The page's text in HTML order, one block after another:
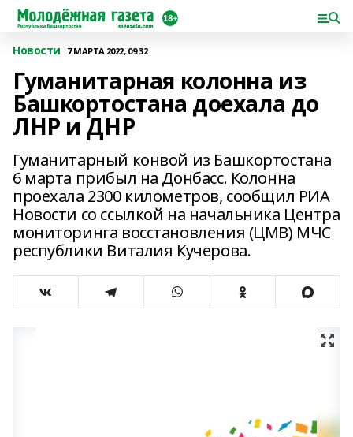
Новости 7 МАРТА 2022, 09:32
Гуманитарная колонна из
Башкортостана доехала до
ЛНР и ДНР
Гуманитарный конвой из Башкортостана
6 марта прибыл на Донбасс. Колонна
проехала 2300 километров, сообщил РИА
Новости со ссылкой на начальника Центра
мониторинга восстановления (ЦМВ) МЧС
республики Виталия Кучерова.